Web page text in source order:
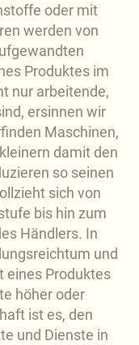
oder mit
werden von
Produktes im
nur arbeitende,
ersinnen wir
Maschinen,
damit den
so seinen
sich von
bis hin zum
Händlers. In
und
eines Produktes
höher oder
ist es, den
und Dienste in